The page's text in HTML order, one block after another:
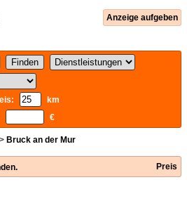
Anzeige aufgeben
km
€
> Bruck an der Mur
Preis